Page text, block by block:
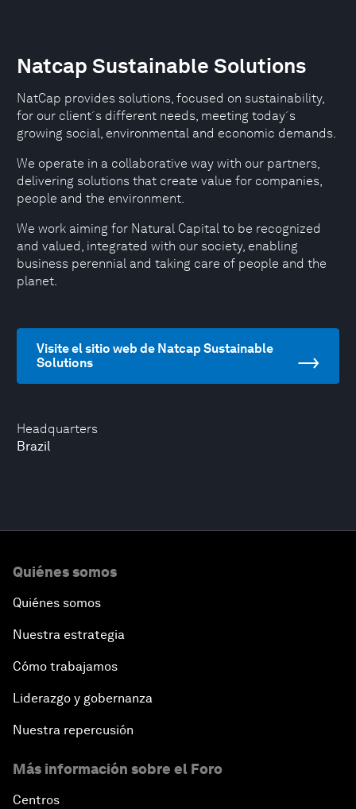
Headquarters
Brazil
Natcap Sustainable Solutions
NatCap provides solutions, focused on sustainability,
for our client´s different needs, meeting today´s
growing social, environmental and economic demands.
We operate in a collaborative way with our partners,
delivering solutions that create value for companies,
people and the environment.
We work aiming for Natural Capital to be recognized
and valued, integrated with our society, enabling
business perennial and taking care of people and the
planet.
Visite el sitio web de Natcap Sustainable
Solutions
Quiénes somos
Quiénes somos
Nuestra estrategia
Cómo trabajamos
Liderazgo y gobernanza
Nuestra repercusión
Más información sobre el Foro
Centros